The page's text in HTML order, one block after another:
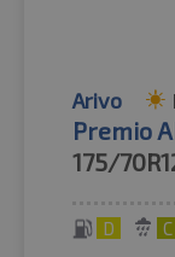
Arivo
Premio
175/
D C